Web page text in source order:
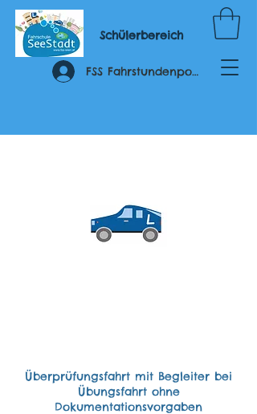
Schülerbereich
FSS Fahrstundenportal
Überprüfungsfahrt mit Begleiter bei
Übungsfahrt ohne
Dokumentationsvorgaben